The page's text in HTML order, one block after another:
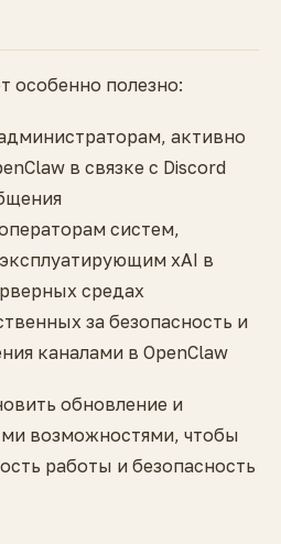
особенно полезно:
активно
в связке с Discord
систем,
xAI в
средах
за безопасность и
каналами в OpenClaw
обновление и
возможностями, чтобы
работы и безопасность